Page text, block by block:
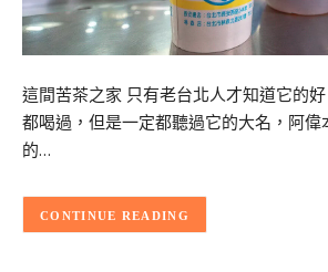
這間苦茶之家 只有老台北人才知道它的
都喝過，但是一定都聽過它的大名，阿偉
的…
CONTINUE READING